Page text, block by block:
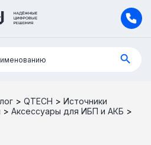
> QTECH > Источники
> Аксессуары для ИБП и АКБ >